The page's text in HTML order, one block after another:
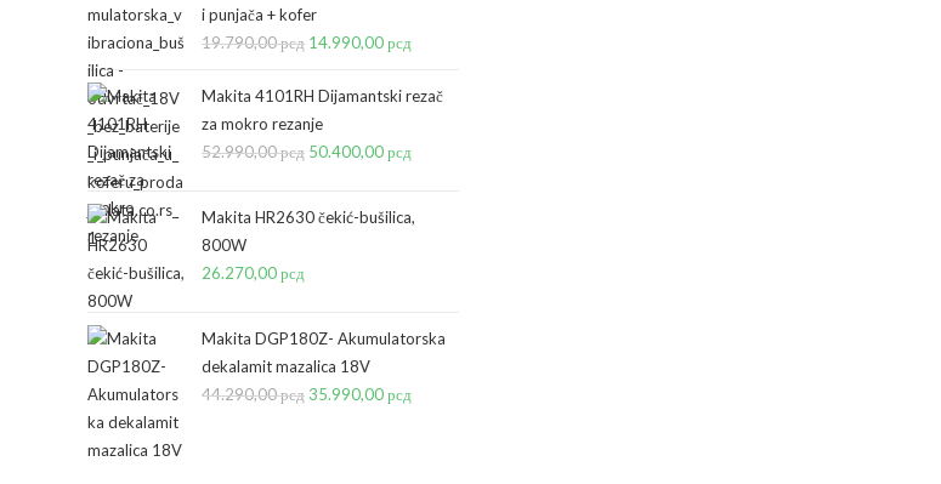
i punjača + kofer
19.790,00рсд Originalna
je
bila:
19.790,00 рсд.
14.990,00рсд
je:
Makita 4101RH Dijamantski rezač
za mokro rezanje
52.990,00рсд Originalna
je
50.400,00рсд
Makita HR2630 čekić-bušilica,
800W
26.270,00рсд
Makita DGP180Z- Akumulatorska
dekalamit mazalica 18V
44.290,00рсд Originalna
35.990,00рсд